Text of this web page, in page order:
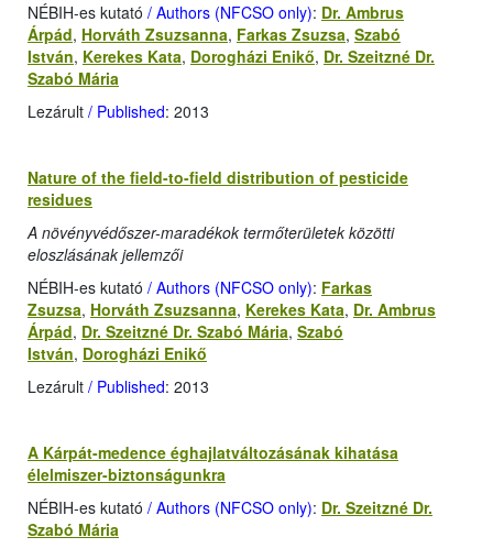
NÉBIH-es kutató / Authors (NFCSO only): Dr. Ambrus
Árpád, Horváth Zsuzsanna, Farkas Zsuzsa, Szabó
István, Kerekes Kata, Dorogházi Enikő, Dr. Szeitzné Dr.
Szabó Mária
Lezárult / Published: 2013
Nature of the field-to-field distribution of pesticide
residues
A növényvédőszer-maradékok termőterületek közötti
eloszlásának jellemzői
NÉBIH-es kutató / Authors (NFCSO only): Farkas
Zsuzsa, Horváth Zsuzsanna, Kerekes Kata, Dr. Ambrus
Árpád, Dr. Szeitzné Dr. Szabó Mária, Szabó
István, Dorogházi Enikő
Lezárult / Published: 2013
A Kárpát-medence éghajlatváltozásának kihatása
élelmiszer-biztonságunkra
NÉBIH-es kutató / Authors (NFCSO only): Dr. Szeitzné Dr.
Szabó Mária